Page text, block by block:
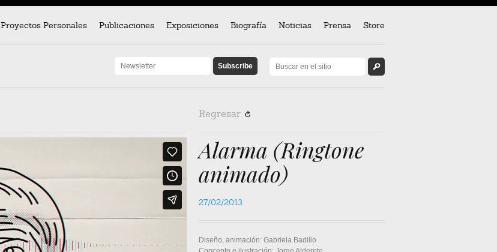
Proyectos Personales Publicaciones Exposiciones Biografía Noticias Prensa Store
Regresar R
Alarma (Ringtone
animado)
27/02/2013
Diseño, animación: Gabriela Badillo